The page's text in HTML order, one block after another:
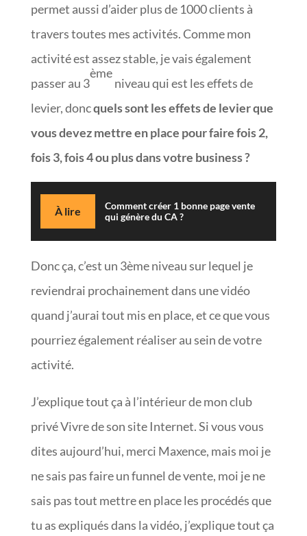
permet aussi d’aider plus de 1000 clients à
travers toutes mes activités. Comme mon
activité est assez stable, je vais également
passer au 3
ème
niveau qui est les effets de
levier, doncquels sont les effets de levier que
vous devez mettre en place pour faire fois 2,
fois 3, fois 4 ou plus dans votre business ?
À lire
Comment créer 1 bonne page vente
qui génère du CA ?
Donc ça, c’est un 3ème niveau sur lequel je
reviendrai prochainement dans une vidéo
quand j’aurai tout mis en place, et ce que vous
pourriez également réaliser au sein de votre
activité.
J’explique tout ça à l’intérieur de mon club
privé Vivre de son site Internet. Si vous vous
dites aujourd’hui, merci Maxence, mais moi je
ne sais pas faire un funnel de vente, moi je ne
sais pas tout mettre en place les procédés que
tu as expliqués dans la vidéo, j’explique tout ça